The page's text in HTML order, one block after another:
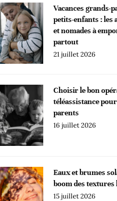
Vacances grands-
petits-enfants : les
et nomades à
partout
21 juillet 2026
Choisir le bon
téléassistance
parents
16 juillet 2026
Eaux et brumes
boom des textures
15 juillet 2026